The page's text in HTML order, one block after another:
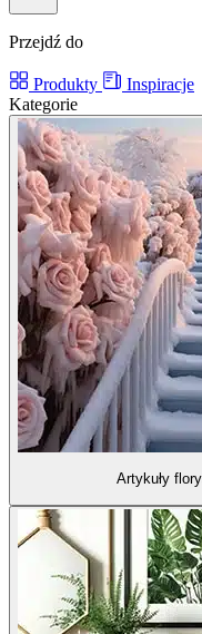
Przejdź do
Produkty
Inspiracje
Kategorie
Artykuły